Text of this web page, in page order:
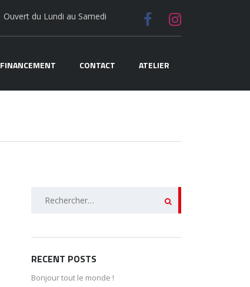
Ouvert du Lundi au Samedi
FINANCEMENT CONTACT ATELIER
RECENT POSTS
Bonjour tout le monde !